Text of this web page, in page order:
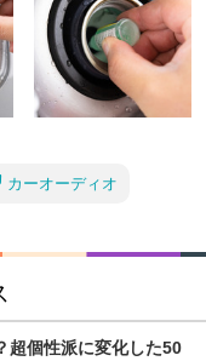
カーオーディオ
超個性派に変化した50